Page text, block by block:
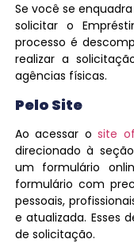
Se você se
solicitar o
processo é
realizar a
agências físicas.
Pelo Site
Ao acessar osite
direcionado à
um formulário
formulário com
pessoais,
e atualizada. Esses
de solicitação.